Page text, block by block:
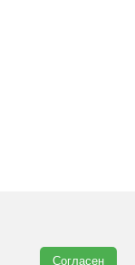
Согласен